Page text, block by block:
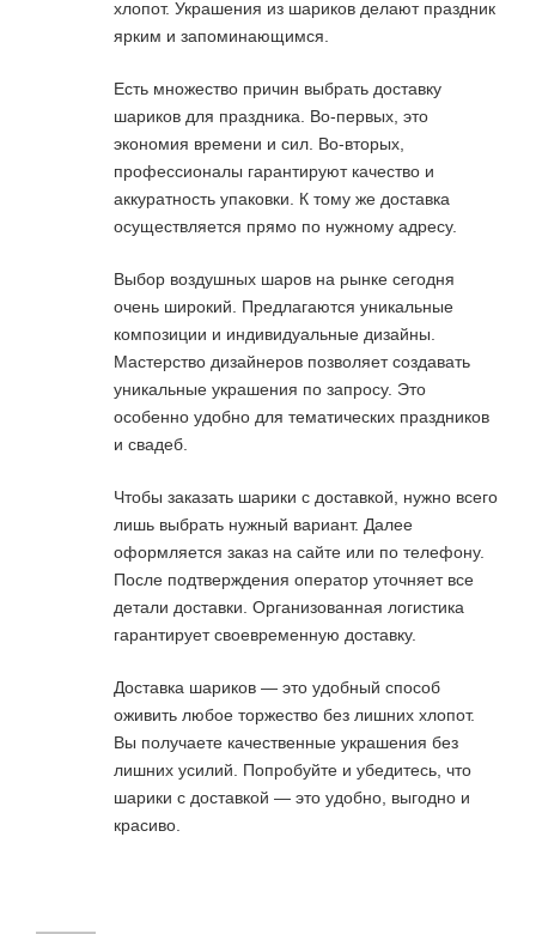
хлопот. Украшения из шариков делают праздник
ярким и запоминающимся.
Есть множество причин выбрать доставку
шариков для праздника. Во-первых, это
экономия времени и сил. Во-вторых,
профессионалы гарантируют качество и
аккуратность упаковки. К тому же доставка
осуществляется прямо по нужному адресу.
Выбор воздушных шаров на рынке сегодня
очень широкий. Предлагаются уникальные
композиции и индивидуальные дизайны.
Мастерство дизайнеров позволяет создавать
уникальные украшения по запросу. Это
особенно удобно для тематических праздников
и свадеб.
Чтобы заказать шарики с доставкой, нужно всего
лишь выбрать нужный вариант. Далее
оформляется заказ на сайте или по телефону.
После подтверждения оператор уточняет все
детали доставки. Организованная логистика
гарантирует своевременную доставку.
Доставка шариков — это удобный способ
оживить любое торжество без лишних хлопот.
Вы получаете качественные украшения без
лишних усилий. Попробуйте и убедитесь, что
шарики с доставкой — это удобно, выгодно и
красиво.